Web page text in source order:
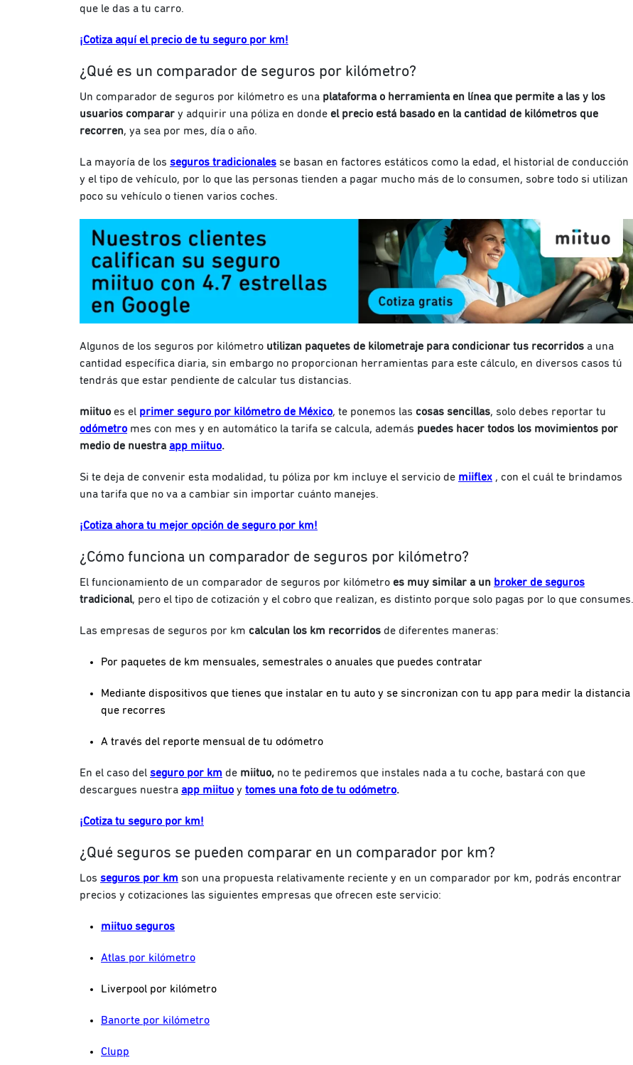
que le das a tu carro.
¡Cotiza aquí el precio de tu seguro por km!
¿Qué es un comparador de seguros por kilómetro?
Un comparador de seguros por kilómetro es una plataforma o herramienta en línea que permite a las y los
usuarios comparar y adquirir una póliza en donde el precio está basado en la cantidad de kilómetros que
recorren, ya sea por mes, día o año.
La mayoría de los seguros tradicionales se basan en factores estáticos como la edad, el historial de conducción
y el tipo de vehículo, por lo que las personas tienden a pagar mucho más de lo consumen, sobre todo si utilizan
poco su vehículo o tienen varios coches.
Algunos de los seguros por kilómetro utilizan paquetes de kilometraje para condicionar tus recorridos a una
cantidad específica diaria, sin embargo no proporcionan herramientas para este cálculo, en diversos casos tú
tendrás que estar pendiente de calcular tus distancias.
miituo es el primer seguro por kilómetro de México, te ponemos las cosas sencillas, solo debes reportar tu
odómetro mes con mes y en automático la tarifa se calcula, además puedes hacer todos los movimientos por
medio de nuestra app miituo.
Si te deja de convenir esta modalidad, tu póliza por km incluye el servicio de miiflex , con el cuál te brindamos
una tarifa que no va a cambiar sin importar cuánto manejes.
¡Cotiza ahora tu mejor opción de seguro por km!
¿Cómo funciona un comparador de seguros por kilómetro?
El funcionamiento de un comparador de seguros por kilómetro es muy similar a un broker de seguros
tradicional, pero el tipo de cotización y el cobro que realizan, es distinto porque solo pagas por lo que consumes.
Las empresas de seguros por km calculan los km recorridos de diferentes maneras:
Por paquetes de km mensuales, semestrales o anuales que puedes contratar
Mediante dispositivos que tienes que instalar en tu auto y se sincronizan con tu app para medir la distancia
que recorres
A través del reporte mensual de tu odómetro
En el caso del seguro por km de miituo, no te pediremos que instales nada a tu coche, bastará con que
descargues nuestra app miituo y tomes una foto de tu odómetro.
¡Cotiza tu seguro por km!
¿Qué seguros se pueden comparar en un comparador por km?
Los seguros por km son una propuesta relativamente reciente y en un comparador por km, podrás encontrar
precios y cotizaciones las siguientes empresas que ofrecen este servicio:
miituo seguros
Atlas por kilómetro
Liverpool por kilómetro
Banorte por kilómetro
Clupp